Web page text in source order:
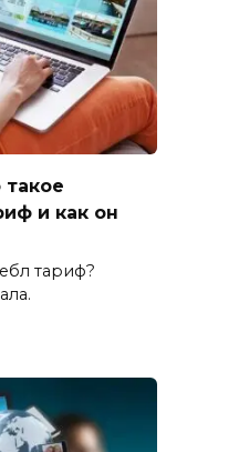
такое
и как он
тариф?